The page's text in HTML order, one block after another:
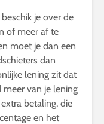
je over de
of meer af te
moet je dan een
dan
lening zit dat
meer van je lening
betaling, die
en het